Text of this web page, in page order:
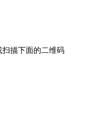
扫描下面的二维码